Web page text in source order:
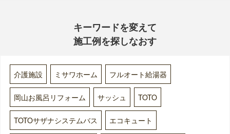
キーワードを変えて
施工例を探しなおす
介護施設 ミサワホーム フルオート給湯器
岡山お風呂リフォーム サッシュ TOTO
TOTOサザナシステムバス エコキュート